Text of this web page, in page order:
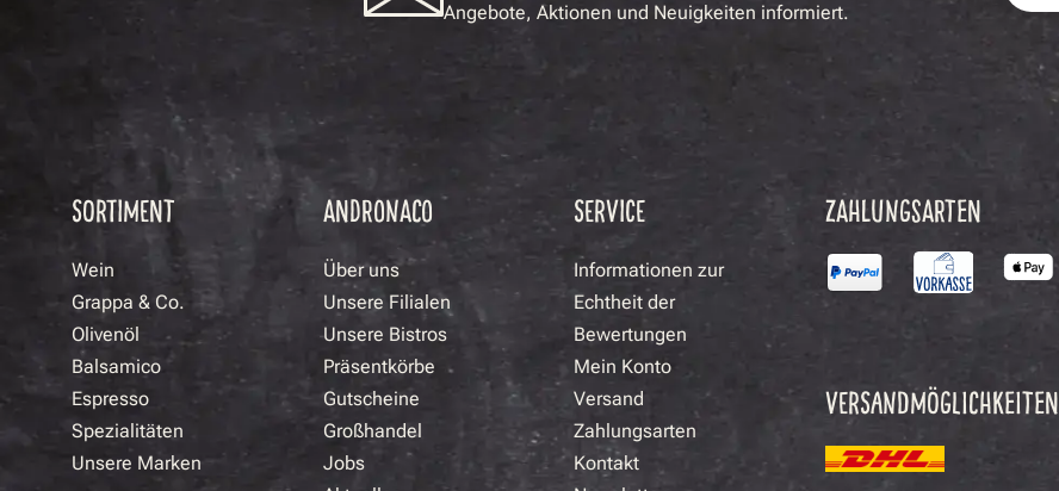
Angebote, Aktionen und Neuigkeiten informiert.
SORTIMENT
Wein
Grappa & Co.
Olivenöl
Balsamico
Espresso
Spezialitäten
Unsere Marken
ANDRONACO
Über uns
Unsere Filialen
Unsere Bistros
Präsentkörbe
Gutscheine
Großhandel
Jobs
SERVICE
Informationen zur
Echtheit der
Bewertungen
Mein Konto
Versand
Zahlungsarten
Kontakt
ZAHLUNGSARTEN
VERSANDMÖGLICHKEITEN